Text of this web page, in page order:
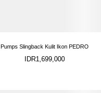
Pumps Slingback Kulit Ikon PEDRO
IDR1,699,000